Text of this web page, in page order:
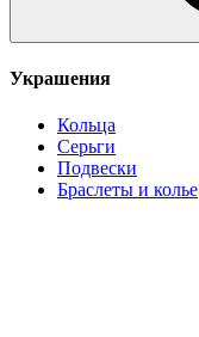
Украшения
Кольца
Серьги
Подвески
Браслеты и колье